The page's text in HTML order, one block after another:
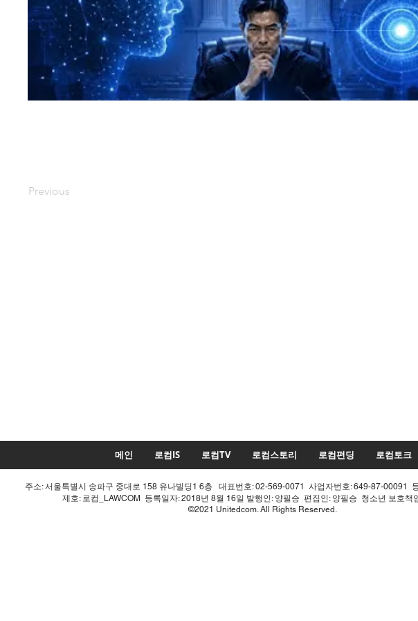
Previous
메인 로컴IS 로컴TV 로컴스토리 로컴펀딩 로컴토크
주소: 서울특별시 송파구 중대로 158 유나빌딩1 6층 대표번호: 02-569-0071 사업자번호: 649-87-00091
제호: 로컴_LAWCOM 등록일자: 2018년 8월 16일 발행인: 양필승 편집인: 양필승 청소년 보호
©2021 Unitedcom. All Rights Reserved.